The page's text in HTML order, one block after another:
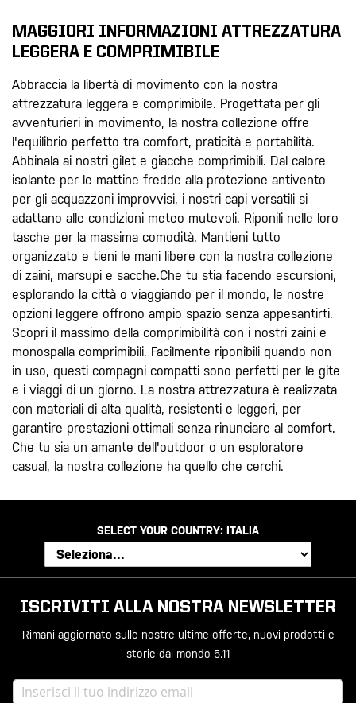
MAGGIORI INFORMAZIONI ATTREZZATURA
LEGGERA E COMPRIMIBILE
Abbraccia la libertà di movimento con la nostra
attrezzatura leggera e comprimibile. Progettata per gli
avventurieri in movimento, la nostra collezione offre
l'equilibrio perfetto tra comfort, praticità e portabilità.
Abbinala ai nostri gilet e giacche comprimibili. Dal calore
isolante per le mattine fredde alla protezione antivento
per gli acquazzoni improvvisi, i nostri capi versatili si
adattano alle condizioni meteo mutevoli. Riponili nelle loro
tasche per la massima comodità. Mantieni tutto
organizzato e tieni le mani libere con la nostra collezione
di zaini, marsupi e sacche.Che tu stia facendo escursioni,
esplorando la città o viaggiando per il mondo, le nostre
opzioni leggere offrono ampio spazio senza appesantirti.
Scopri il massimo della comprimibilità con i nostri zaini e
monospalla comprimibili. Facilmente riponibili quando non
in uso, questi compagni compatti sono perfetti per le gite
e i viaggi di un giorno. La nostra attrezzatura è realizzata
con materiali di alta qualità, resistenti e leggeri, per
garantire prestazioni ottimali senza rinunciare al comfort.
Che tu sia un amante dell'outdoor o un esploratore
casual, la nostra collezione ha quello che cerchi.
SELECT YOUR COUNTRY: ITALIA
ISCRIVITI ALLA NOSTRA NEWSLETTER
Rimani aggiornato sulle nostre ultime offerte, nuovi prodotti e
storie dal mondo 5.11